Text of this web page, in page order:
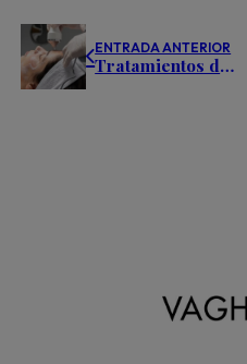
ENTRADA ANTERIOR
Tratamientos de estética más rentables [Top 5]